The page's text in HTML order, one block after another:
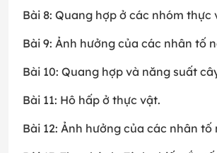
Bài 8: Quang hợp ở các nhóm thực
Bài 9: Ảnh hưởng của các nhân tố
Bài 10: Quang hợp và năng suất
Bài 11: Hô hấp ở thực vật.
Bài 12: Ảnh hưởng của các nhân